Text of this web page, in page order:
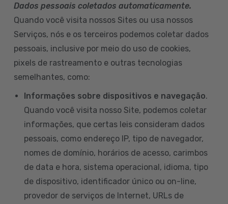
Dados pessoais coletados automaticamente.
Quando você visita nossos Sites ou usa nossos
Serviços, nós e os terceiros podemos coletar dados
pessoais, inclusive por meio do uso de cookies,
pixels de rastreamento e outras tecnologias
semelhantes, como:
Informações sobre dispositivos e navegação.
Quando você visita nosso Site, podemos coletar
informações, que certas leis consideram dados
pessoais, como endereço IP, tipo de navegador,
nomes de domínio, horários de acesso, carimbos
de data e hora, sistema operacional, idioma, tipo
de dispositivo, identificador único ou on-line,
provedor de serviços de Internet, URLs de